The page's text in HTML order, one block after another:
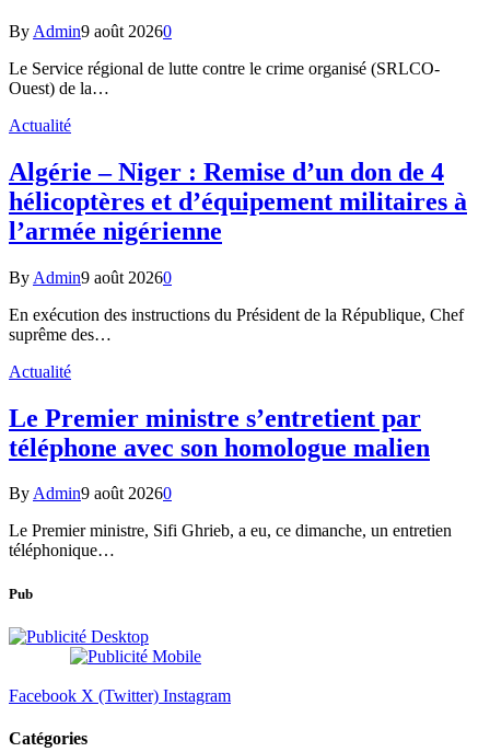
By Admin9 août 20260
Le Service régional de lutte contre le crime organisé (SRLCO-
Ouest) de la…
Actualité
Algérie – Niger : Remise d’un don de 4
hélicoptères et d’équipement militaires à
l’armée nigérienne
By Admin9 août 20260
En exécution des instructions du Président de la République, Chef
suprême des…
Actualité
Le Premier ministre s’entretient par
téléphone avec son homologue malien
ByAdmin9 août 20260
Le Premier ministre, Sifi Ghrieb, a eu, ce dimanche, un entretien
téléphonique…
Pub
Facebook X (Twitter) Instagram
Catégories